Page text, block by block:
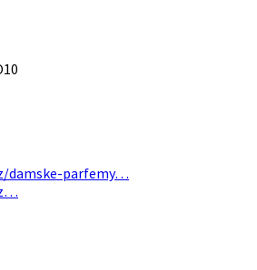
damske-parfemy…